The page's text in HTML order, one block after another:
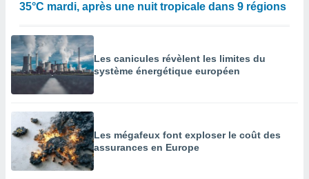
35°C mardi, après une nuit tropicale dans 9 régions
Les canicules révèlent les limites du
système énergétique européen
Les mégafeux font exploser le coût des
assurances en Europe